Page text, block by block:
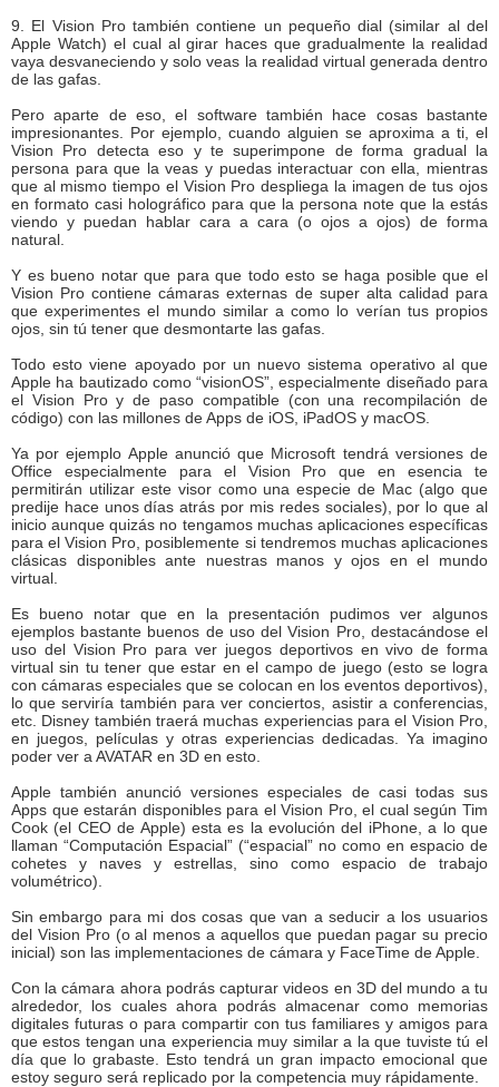
9. El Vision Pro también contiene un pequeño dial (similar al del
Apple Watch) el cual al girar haces que gradualmente la realidad
vaya desvaneciendo y solo veas la realidad virtual generada dentro
de las gafas.
Pero aparte de eso, el software también hace cosas bastante
impresionantes. Por ejemplo, cuando alguien se aproxima a ti, el
Vision Pro detecta eso y te superimpone de forma gradual la
persona para que la veas y puedas interactuar con ella, mientras
que al mismo tiempo el Vision Pro despliega la imagen de tus ojos
en formato casi holográfico para que la persona note que la estás
viendo y puedan hablar cara a cara (o ojos a ojos) de forma
natural.
Y es bueno notar que para que todo esto se haga posible que el
Vision Pro contiene cámaras externas de super alta calidad para
que experimentes el mundo similar a como lo verían tus propios
ojos, sin tú tener que desmontarte las gafas.
Todo esto viene apoyado por un nuevo sistema operativo al que
Apple ha bautizado como “visionOS”, especialmente diseñado para
el Vision Pro y de paso compatible (con una recompilación de
código) con las millones de Apps de iOS, iPadOS y macOS.
Ya por ejemplo Apple anunció que Microsoft tendrá versiones de
Office especialmente para el Vision Pro que en esencia te
permitirán utilizar este visor como una especie de Mac (algo que
predije hace unos días atrás por mis redes sociales), por lo que al
inicio aunque quizás no tengamos muchas aplicaciones específicas
para el Vision Pro, posiblemente si tendremos muchas aplicaciones
clásicas disponibles ante nuestras manos y ojos en el mundo
virtual.
Es bueno notar que en la presentación pudimos ver algunos
ejemplos bastante buenos de uso del Vision Pro, destacándose el
uso del Vision Pro para ver juegos deportivos en vivo de forma
virtual sin tu tener que estar en el campo de juego (esto se logra
con cámaras especiales que se colocan en los eventos deportivos),
lo que serviría también para ver conciertos, asistir a conferencias,
etc. Disney también traerá muchas experiencias para el Vision Pro,
en juegos, películas y otras experiencias dedicadas. Ya imagino
poder ver a AVATAR en 3D en esto.
Apple también anunció versiones especiales de casi todas sus
Apps que estarán disponibles para el Vision Pro, el cual según Tim
Cook (el CEO de Apple) esta es la evolución del iPhone, a lo que
llaman “Computación Espacial” (“espacial” no como en espacio de
cohetes y naves y estrellas, sino como espacio de trabajo
volumétrico).
Sin embargo para mi dos cosas que van a seducir a los usuarios
del Vision Pro (o al menos a aquellos que puedan pagar su precio
inicial) son las implementaciones de cámara y FaceTime de Apple.
Con la cámara ahora podrás capturar videos en 3D del mundo a tu
alrededor, los cuales ahora podrás almacenar como memorias
digitales futuras o para compartir con tus familiares y amigos para
que estos tengan una experiencia muy similar a la que tuviste tú el
día que lo grabaste. Esto tendrá un gran impacto emocional que
estoy seguro será replicado por la competencia muy rápidamente.